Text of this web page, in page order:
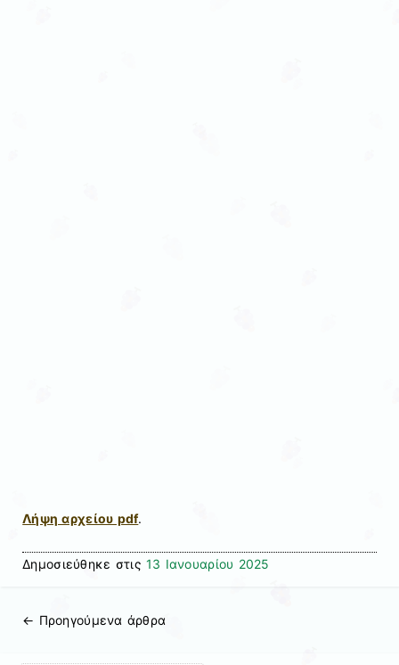
Λήψη αρχείου pdf.
Δημοσιεύθηκε στις 13 Ιανουαρίου 2025
Πλοήγηση άρθρων
← Προηγούμενα άρθρα